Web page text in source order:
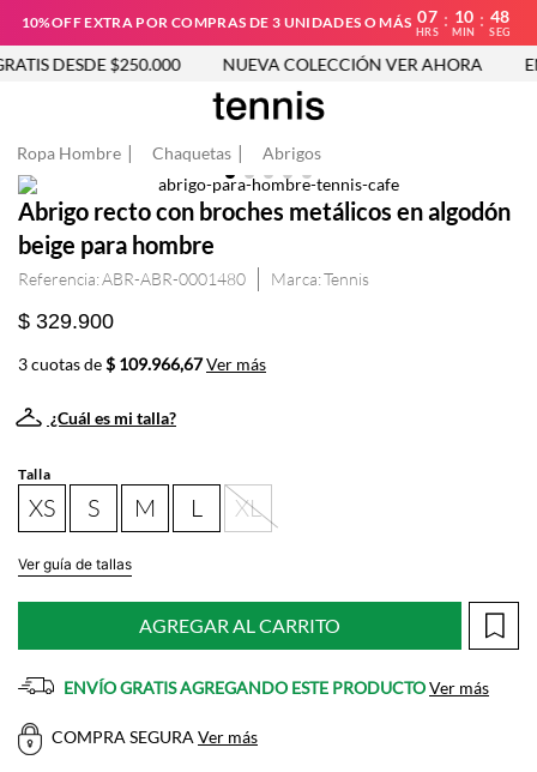
10%OFF EXTRA POR COMPRAS DE 3 UNIDADES O MÁS 07
HRS
: 10
MIN
: 48
SEG
DESDE $250.000 NUEVA COLECCIÓN VER AHORA
Ropa Hombre Chaquetas Abrigos
Abrigo recto con broches metálicos en algodón
beige para hombre
Referencia:ABR-ABR-0001480 Tennis
$ 329.900
3 cuotas de$ 109.966,67Ver más
¿Cuál es mi talla?
Talla
XS S M L XL
Ver guía de tallas
AGREGAR AL CARRITO
ENVÍO GRATIS AGREGANDO ESTE PRODUCTOVer más
COMPRA SEGURA Ver más